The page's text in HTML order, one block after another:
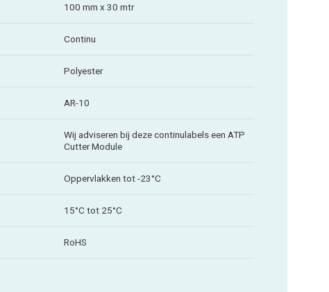
100 mm x 30 mtr
Continu
Polyester
AR-10
Wij adviseren bij deze continulabels een ATP
Cutter Module
Oppervlakken tot -23°C
15°C tot 25°C
RoHS